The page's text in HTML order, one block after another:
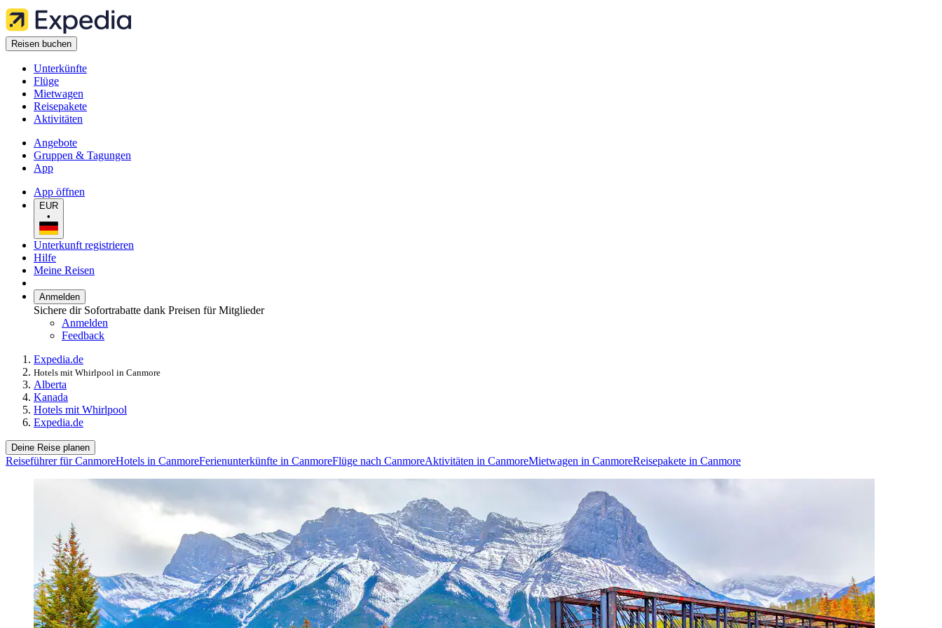
Reisen buchen
Unterkünfte
Flüge
Mietwagen
Reisepakete
Aktivitäten
Angebote
Gruppen & Tagungen
App
App öffnen
EUR
•
Unterkunft registrieren
Hilfe
Meine Reisen
Anmelden
Sichere dir Sofortrabatte dank Preisen für Mitglieder
Anmelden
Feedback
Expedia.de
Hotels mit Whirlpool in Canmore
Alberta
Kanada
Hotels mit Whirlpool
Expedia.de
Deine Reise planen
Reiseführer für CanmoreHotels in CanmoreFerienunterkünfte in CanmoreFlüge nach CanmoreAktivitäten in CanmoreMietwagen in CanmoreReisepakete in Canmore